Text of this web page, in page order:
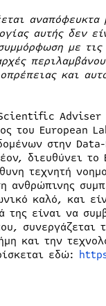
αυτής δεν
με τις
και
του
στην
διευθύνει
τεχνητή
ανθρώπινης
καλό, και
της είναι να
συνεργάζεται
και την
εδώ: